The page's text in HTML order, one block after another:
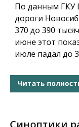
По данным ГКУ
дороги
370 до 390
июне этот
июле падал до
Читать
Синоптики